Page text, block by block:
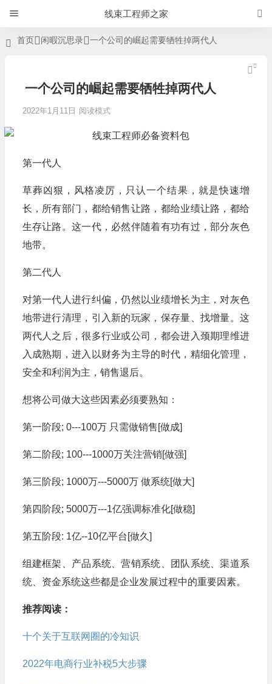
线束工程师之家
首页 闲暇沉思录 一个公司的崛起需要牺牲掉两代人
一个公司的崛起需要牺牲掉两代人
2022年1月11日 阅读模式
第一代人
草葬凶狠，风格凌厉，只认一个结果，就是快速增
长，所有部门，都给销售让路，都给业绩让路，都给
生存让路。这一代，必然伴随着有功有过，部分灰色
地带。
第二代人
对第一代人进行纠偏，仍然以业绩增长为主，对灰色
地带进行清理，引入新的玩家，保存量、找增量。这
两代人之后，很多行业或公司，都会进入颈期理维进
入成熟期，进入以财务为主导的时代，精细化管理，
安全和利润为主，销售退后。
想将公司做大这些因素必须要熟知：
第一阶段; 0---100万 只需做销售[做成]
第二阶段; 100---1000万关注营销[做强]
第三阶段; 1000万---5000万 做系统[做大]
第四阶段; 5000万---1亿强调标准化[做稳]
第五阶段: 1亿--10亿平台[做久]
组建框架、产品系统、营销系统、团队系统、渠道系
统、资金系统这些都是企业发展过程中的重要因素。
推荐阅读：
十个关于互联网圈的冷知识
2022年电商行业补税5大步骤